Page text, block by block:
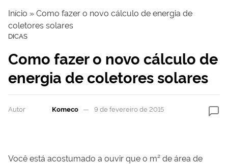
Início »Como fazer o novo cálculo de energia de
coletores solares
DICAS
Como fazer o novo cálculo de
energia de coletores solares
Autor Komeco 9 de fevereiro de 2015
Você está acostumado a ouvir que o m² de área de